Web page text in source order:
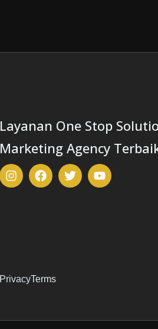
Layanan One Stop
Marketing Agency
PrivacyTerms